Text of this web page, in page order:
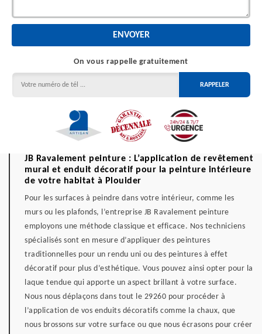
On vous rappelle gratuitement
JB Ravalement peinture : L’application de revêtement
mural et enduit décoratif pour la peinture intérieure
de votre habitat à Plouider
Pour les surfaces à peindre dans votre intérieur, comme les
murs ou les plafonds, l’entreprise JB Ravalement peinture
employons une méthode classique et efficace. Nos techniciens
spécialisés sont en mesure d’appliquer des peintures
traditionnelles pour un rendu uni ou des peintures à effet
décoratif pour plus d’esthétique. Vous pouvez ainsi opter pour la
laque tendue qui apporte un aspect brillant à votre surface.
Nous nous déplaçons dans tout le 29260 pour procéder à
l’application de vos enduits décoratifs comme la chaux, que
nous brossons sur votre surface ou que nous écrasons pour créer